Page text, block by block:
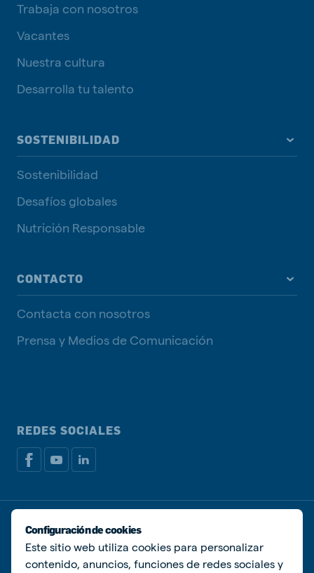
Trabaja con nosotros
Vacantes
Nuestra cultura
Desarrolla tu talento
SOSTENIBILIDAD
Sostenibilidad
Desafíos globales
Nutrición Responsable
CONTACTO
Contacta con nosotros
Prensa y Medios de Comunicación
REDES SOCIALES
Política de privacidadPolítica de Cookies
Administrar Cookies
Configuración de cookies
Este sitio web utiliza cookies para personalizar
contenido, anuncios, funciones de redes sociales y